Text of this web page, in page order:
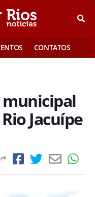
CONTATOS
municipal
Jacuípe